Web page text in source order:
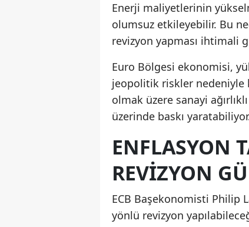
Enerji maliyetlerinin
olumsuz etkileyebilir. Bu
revizyon yapması ihtimali
Euro Bölgesi ekonomisi,
jeopolitik riskler nedeniyle
olmak üzere sanayi
üzerinde baskı
ENFLASYON
REVIZYON
ECB Başekonomisti Philip
yönlü revizyon